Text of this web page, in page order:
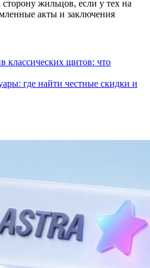
жильцов, если у тех на
акты и заключения
классических щитов: что
где найти честные скидки и